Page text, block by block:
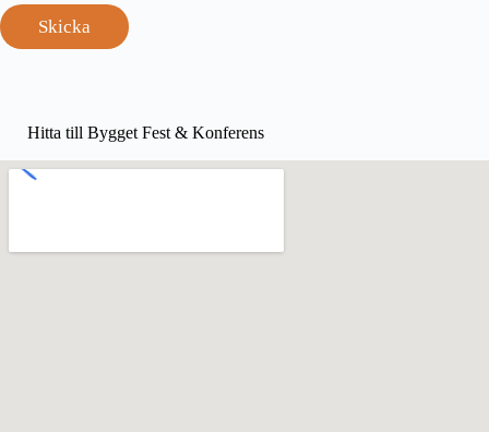
Skicka
Hitta till Bygget Fest & Konferens